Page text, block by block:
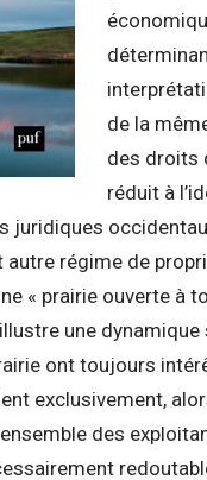
de la
des droits
réduit à
juridiques
régime de
« prairie ouverte à
une
ont toujours
exclusivement,
des